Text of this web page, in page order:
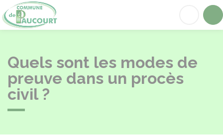
Quels sont les modes de
preuve dans un procès
civil ?